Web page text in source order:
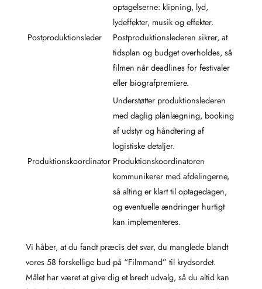
Postproduktionsleder
optagelserne: klipning, lyd,
lydeffekter, musik og effekter.
Postproduktionslederen sikrer, at
tidsplan og budget overholdes, så
filmen når deadlines for festivaler
eller biografpremiere.
Produktionskoordinator
Understøtter produktionslederen
med daglig planlægning, booking
af udstyr og håndtering af
logistiske detaljer.
Produktionskoordinatoren
kommunikerer med afdelingerne,
så alting er klart til optagedagen,
og eventuelle ændringer hurtigt
kan implementeres.
Vi håber, at du fandt præcis det svar, du manglede blandt
vores 58 forskellige bud på “Filmmand” til krydsordet.
Målet har været at give dig et bredt udvalg, så du altid kan